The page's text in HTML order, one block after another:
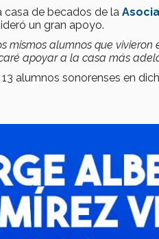
casa de becados de la
un gran apoyo.
mismos alumnos que
apoyar a la casa más
alumnos sonorenses en